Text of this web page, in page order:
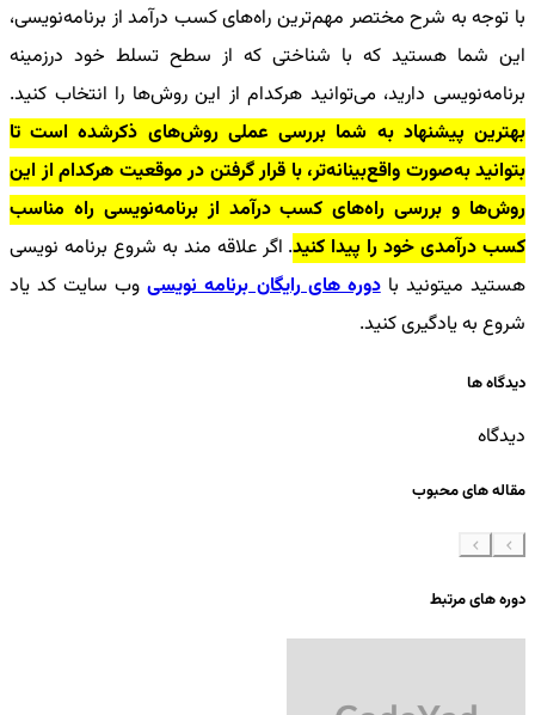
با توجه به شرح مختصر مهم‌ترین راه‌های کسب درآمد از برنامه‌نویسی،
این شما هستید که با شناختی که از سطح تسلط خود درزمینه
برنامه‌نویسی دارید، می‌توانید هرکدام از این روش‌ها را انتخاب کنید.
بهترین پیشنهاد به شما بررسی عملی روش‌های ذکرشده است تا
بتوانید به‌صورت واقع‌بینانه‌تر، با قرار گرفتن در موقعیت هرکدام از این
روش‌ها و بررسی راه‌های کسب درآمد از برنامه‌نویسی راه مناسب
کسب درآمدی خود را پیدا کنید. اگر علاقه مند به شروع برنامه نویسی
هستید میتونید بادوره های رایگان برنامه نویسیوب سایت کد یاد
شروع به یادگیری کنید.
دیدگاه ها
دیدگاه
مقاله های محبوب
دوره های مرتبط